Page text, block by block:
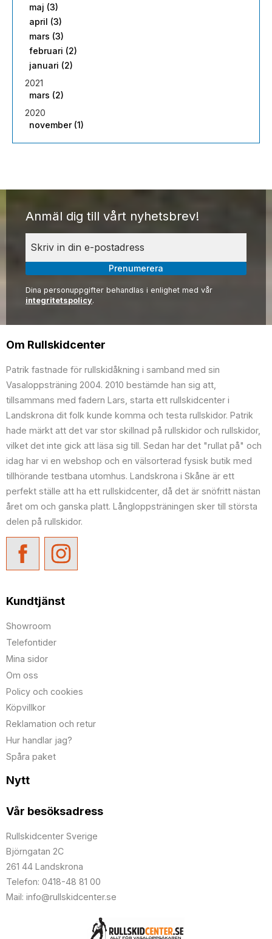
maj (3)
april (3)
mars (3)
februari (2)
januari (2)
2021
mars (2)
2020
november (1)
Anmäl dig till vårt nyhetsbrev!
Prenumerera
Dina personuppgifter behandlas i enlighet med vår
integritetspolicy.
Om Rullskidcenter
Patrik fastnade för rullskidåkning i samband med sin
Vasaloppsträning 2004. 2010 bestämde han sig att,
tillsammans med fadern Lars, starta ett rullskidcenter i
Landskrona dit folk kunde komma och testa rullskidor. Patrik
hade märkt att det var stor skillnad på rullskidor och rullskidor,
vilket det inte gick att läsa sig till. Sedan har det "rullat på" och
idag har vi en webshop och en välsorterad fysisk butik med
tillhörande testbana utomhus. Landskrona i Skåne är ett
perfekt ställe att ha ett rullskidcenter, då det är snöfritt nästan
året om och ganska platt. Långloppsträningen sker till största
delen på rullskidor.
Kundtjänst
Showroom
Telefontider
Mina sidor
Om oss
Policy och cookies
Köpvillkor
Reklamation och retur
Hur handlar jag?
Spåra paket
Nytt
Vår besöksadress
Rullskidcenter Sverige
Björngatan 2C
261 44 Landskrona
Telefon: 0418-48 81 00
Mail: info@rullskidcenter.se